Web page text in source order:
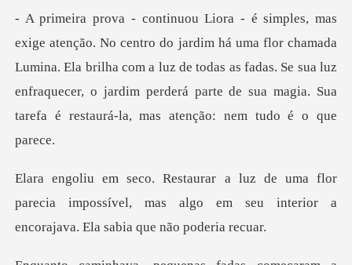
ma flor chamada
Lumina. Ela brilha com a luz de todas as fadas. Se sua luz
enfraquecer, o jar
lor
parecia impossível, mas algo em seu interio